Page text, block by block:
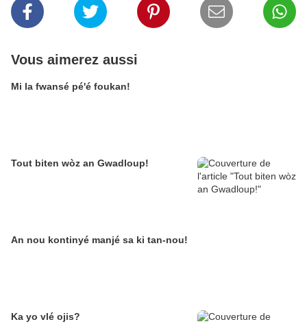
Vous aimerez aussi
Mi la fwansé pé'é foukan!
Tout biten wòz an Gwadloup!
An nou kontinyé manjé sa ki tan-nou!
Ka yo vlé ojis?